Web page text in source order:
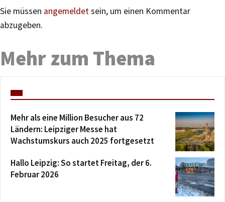
Sie müssen angemeldetsein, um einen Kommentar
abzugeben.
Mehr zum Thema
Mehr als eine Million Besucher aus 72
Ländern: Leipziger Messe hat
Wachstumskurs auch 2025 fortgesetzt
Hallo Leipzig: So startet Freitag, der 6.
Februar 2026